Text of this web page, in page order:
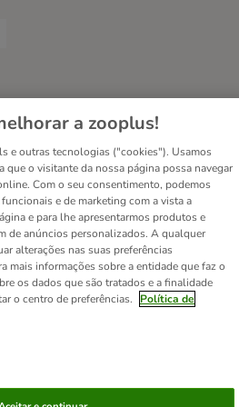
Method
Shipping Method
Aviso legal
Formulário de retratação
somos DSA
Emprego
Corporativo
a zooplus!
e outras tecnologias ("cookies"). Usamos
que o visitante da nossa página possa navegar
Com o seu consentimento, podemos
e de marketing com a vista a
e para lhe apresentarmos produtos e
de anúncios personalizados. A qualquer
alterações nas suas preferências
mais informações sobre a entidade que faz o
os dados que são tratados e a finalidade
o centro de preferências.
Política de